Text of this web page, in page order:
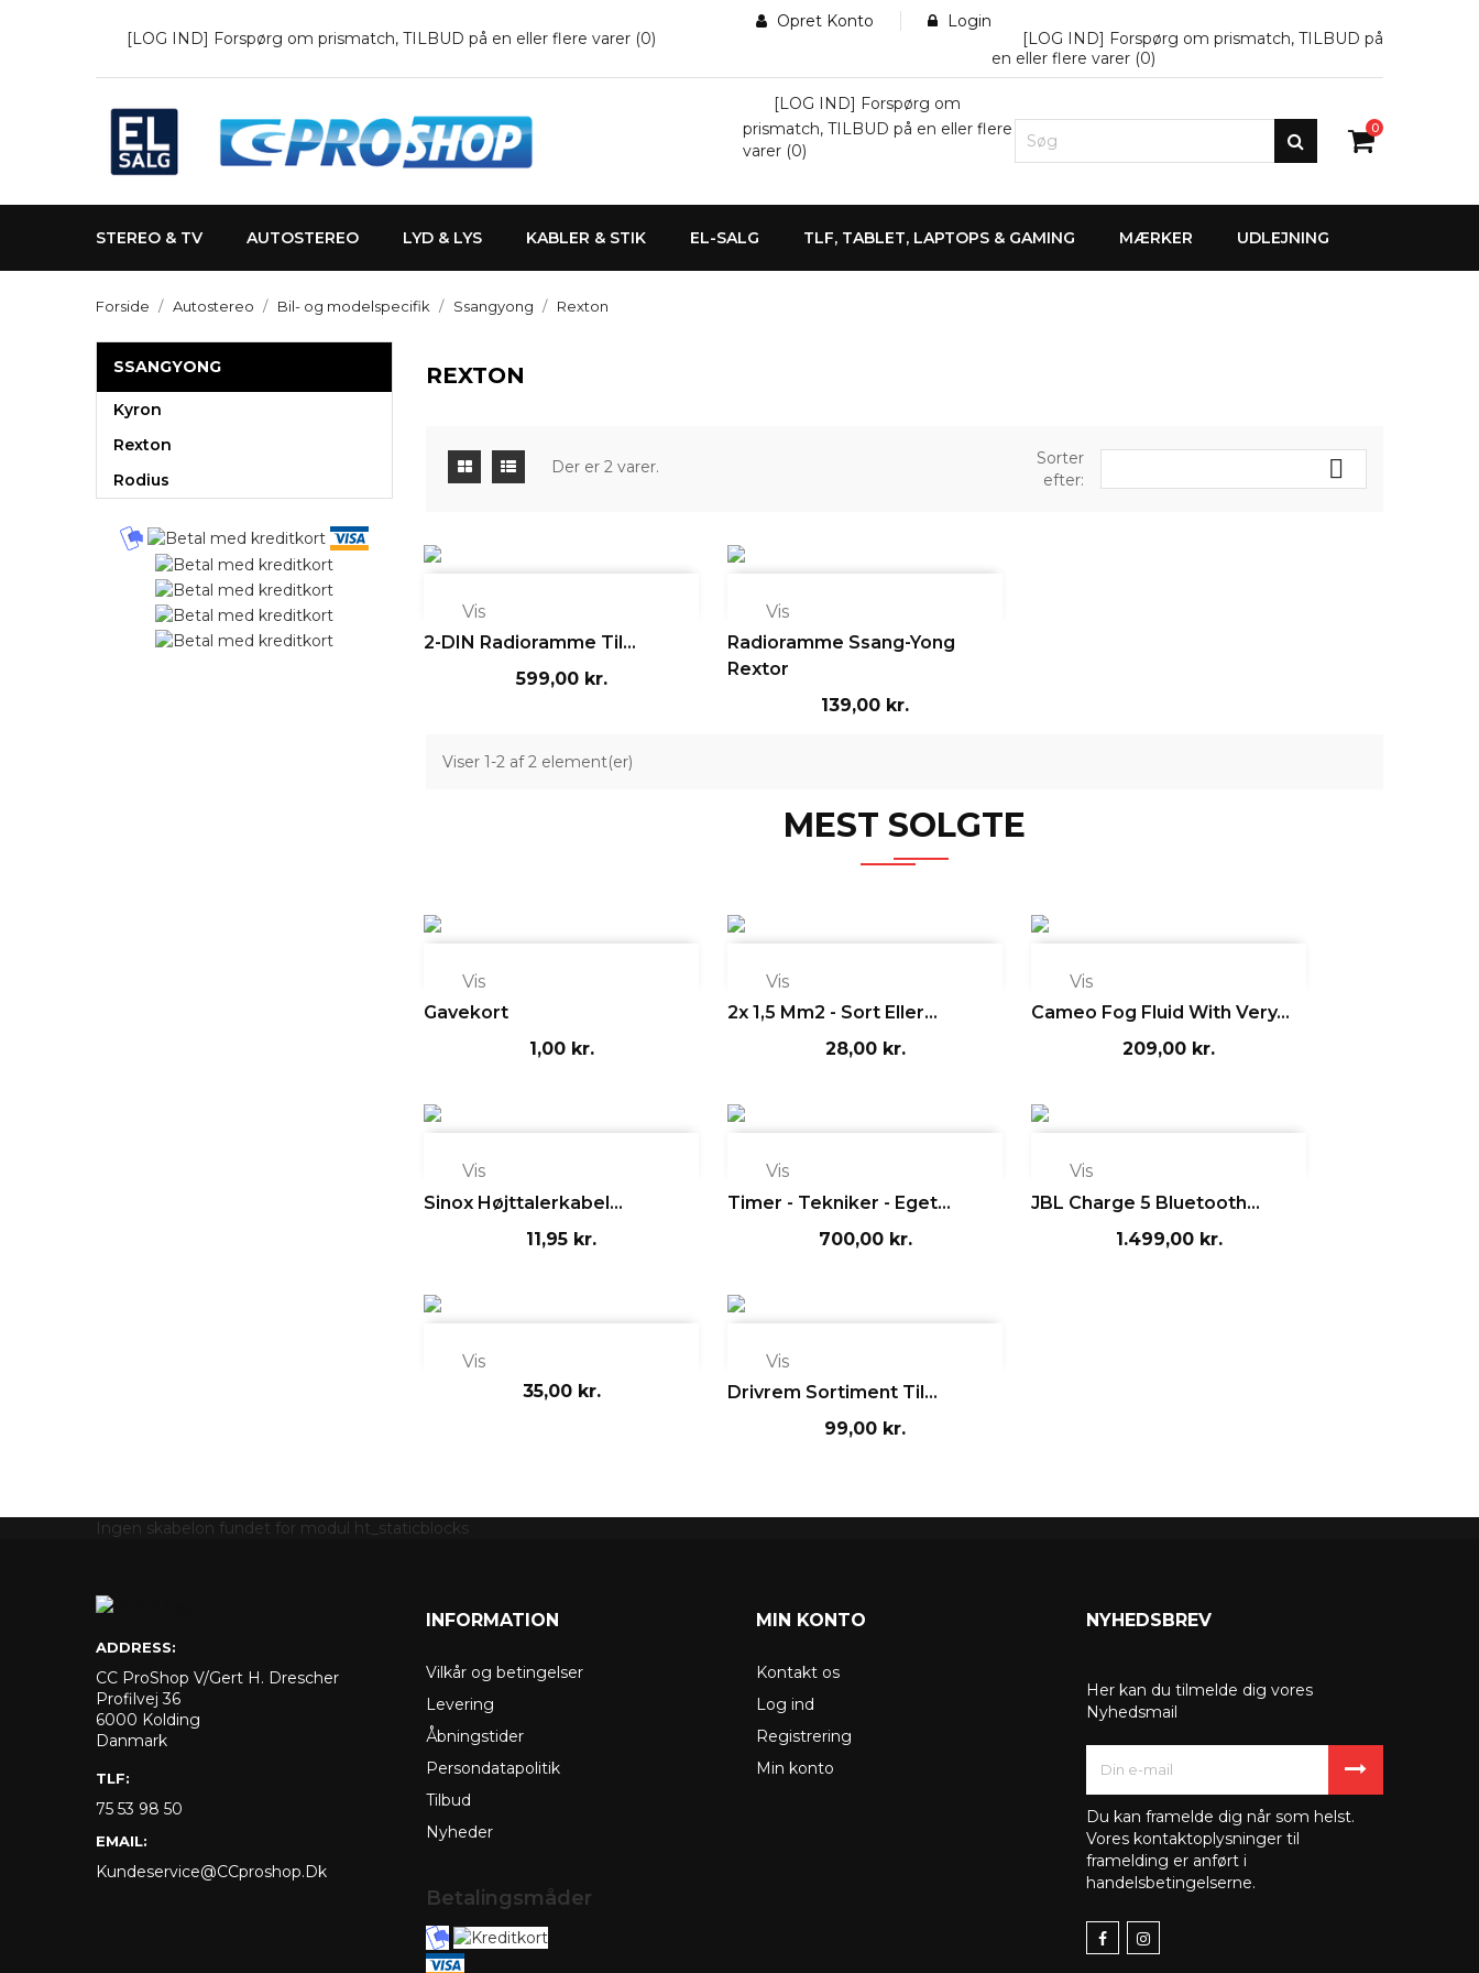
[LOG IND] Forspørg om prismatch, TILBUD på en eller flere varer (0)
Opret Konto
Login
[LOG IND] Forspørg om prismatch, TILBUD på
en eller flere varer (0)
0
[LOG IND] Forspørg om
prismatch, TILBUD på en eller flere
varer (0)
STEREO & TV AUTOSTEREO LYD & LYS KABLER & STIK EL-SALG TLF, TABLET, LAPTOPS & GAMING MÆRKER UDLEJNING
Forside Autostereo Bil- og modelspecifik Ssangyong Rexton
SSANGYONG
Kyron
Rexton
Rodius
REXTON
Der er 2 varer.
Sorter
efter:

Vis
2-DIN Radioramme Til...
599,00 kr.
Vis
Radioramme Ssang-Yong
Rextor
139,00 kr.
Viser 1-2 af 2 element(er)
MEST SOLGTE
Vis
Gavekort
1,00 kr.
Vis
2x 1,5 Mm2 - Sort Eller...
28,00 kr.
Vis
Cameo Fog Fluid With Very...
209,00 kr.
Vis
Sinox Højttalerkabel...
11,95 kr.
Vis
Timer - Tekniker - Eget...
700,00 kr.
Vis
JBL Charge 5 Bluetooth...
1.499,00 kr.
Vis
35,00 kr.
Vis
Drivrem Sortiment Til...
99,00 kr.
Ingen skabelon fundet for modul ht_staticblocks
ADDRESS:
CC ProShop V/Gert H. Drescher
Profilvej 36
6000 Kolding
Danmark
TLF:
75 53 98 50
EMAIL:
Kundeservice@CCproshop.dk
INFORMATION
Vilkår og betingelser
Levering
Åbningstider
Persondatapolitik
Tilbud
Nyheder
MIN KONTO
Kontakt os
Log ind
Registrering
Min konto
Betalingsmåder
NYHEDSBREV
Her kan du tilmelde dig vores
Nyhedsmail
Du kan framelde dig når som helst.
Vores kontaktoplysninger til
framelding er anført i
handelsbetingelserne.